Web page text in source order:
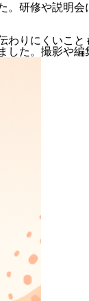
。研修や説明
りにくいこ
た。撮影や編